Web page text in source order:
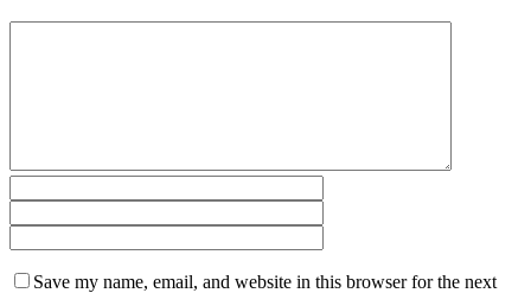
Save my name, email, and website in this browser for the next